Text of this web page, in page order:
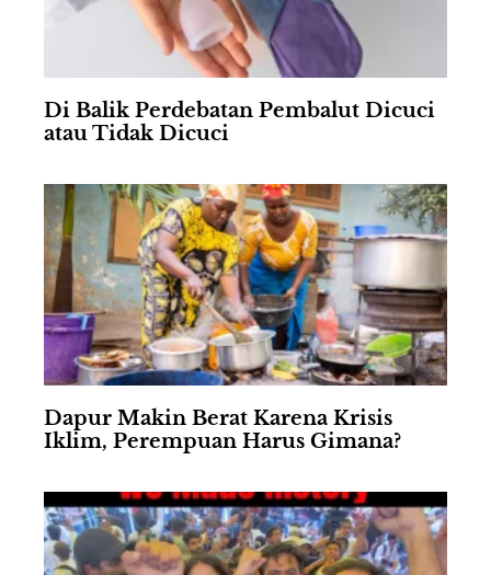
Di Balik Perdebatan Pembalut Dicuci
atau Tidak Dicuci
Dapur Makin Berat Karena Krisis
Iklim, Perempuan Harus Gimana?